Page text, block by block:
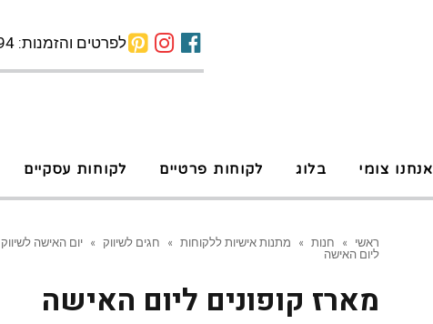
לפרטים והזמנות: 03-6444494
אנחנו צומי בלוג לקוחות פרטיים לקוחות עסקיים
ראשי » חנות » מתנות אישיות ללקוחות » חגים לשיווק » יום האישה לשיווק
ליום האישה
מארז קופונים ליום האישה